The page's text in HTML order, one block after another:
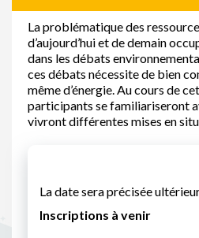
La problématique des
d’aujourd’hui et de demain
dans les débats
ces débats nécessite de bien
même d’énergie. Au cours de
participants se familiariseront
vivront différentes mises en
La date sera précisée
Inscriptions à venir